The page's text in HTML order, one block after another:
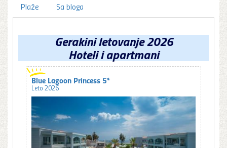
Plaže
Sa bloga
Gerakini letovanje 2026
Hoteli i apartmani
Blue Lagoon Princess 5*
Leto 2026